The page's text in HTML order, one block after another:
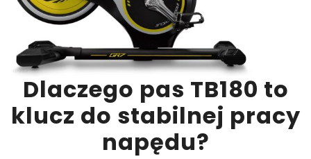
Dlaczego pas TB180 to
klucz do stabilnej pracy
napędu?